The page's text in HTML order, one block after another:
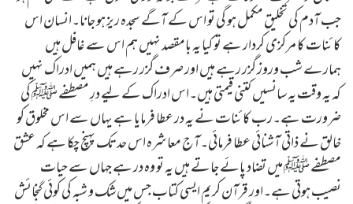
جب آدم کی تخلیق مکمل ہو گی تو اس کے آگے سجدہ ریز ہو جانا۔انسان اس
کائنات کا مرکزی کردار ہے تو کیا یہ بامقصد نہیں ہم اس سے غافل ہیں
ہمارے شب وروز گزر رہے ہیں اور صرف گزر رہے ہیں ہمیں ادراک نہیں
کہ یہ وقت یہ سانسیں کتنی قیمتی ہیں۔اس ادراک کے لیے درِ مصطفے ﷺ کی
ضرورت ہے۔رب کائنات نے یہ در عطا فرمایا ہے یہاں سے اس مخلوق کو
خالق نے ذاتی آشنائی عطا فرمائی۔آج معاشرہ اس حد تک پہنچ چکا ہے کہ عشق
مصطفے ﷺ میں تضاد پائے جاتے ہیں یہ تو وہ در ہے جہاں سے حیات
نصیب ہوتی ہے۔اور قرآن کریم ایسی کتاب جس میں شک و شبہ کی کوئی گنجائش